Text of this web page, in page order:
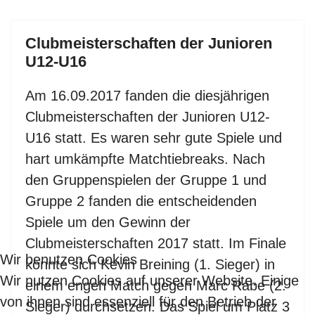
Clubmeisterschaften der Junioren
U12-U16
Am 16.09.2017 fanden die diesjährigen
Clubmeisterschaften der Junioren U12-
U16 statt. Es waren sehr gute Spiele und
hart umkämpfte Matchtiebreaks. Nach
den Gruppenspielen der Gruppe 1 und
Gruppe 2 fanden die entscheidenden
Spiele um den Gewinn der
Clubmeisterschaften 2017 statt. Im Finale
konnte sich Kevin Breining (1. Sieger) in
einem engen Match gegen Marc Rabe (2.
Sieger) durchsetzen. Das Spiel um Platz 3
Wir benutzen Cookies
Wir nutzen Cookies auf unserer Website. Einige
von ihnen sind essenziell für den Betrieb der